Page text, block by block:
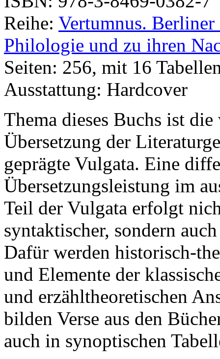
Reihe: Vertumnus.
Philologie und zu ihren
Seiten: 256, mit 16
Ausstattung: Hardcover
Thema dieses Buchs ist
Übersetzung der
geprägte Vulgata. Eine
Übersetzungsleistung im
Teil der Vulgata erfolgt
syntaktischer, sondern
Dafür werden historisch-
und Elemente der
und erzähltheoretischen
bilden Verse aus den
auch in synoptischen